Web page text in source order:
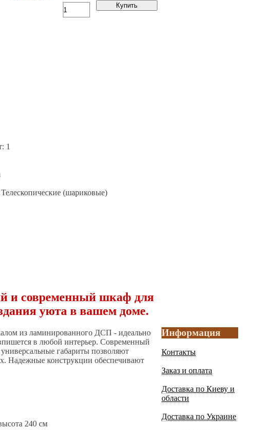
Купить
1
(шариковые)
и современный шкаф для
уюта в вашем доме.
из ламинированного ДСП - идеально
в любой интерьер. Современный
габариты позволяют
Надежные конструкции обеспечивают
240 см
Информация
Контакты
Заказ и оплата
Доставка по Киеву и
области
Доставка по Украине